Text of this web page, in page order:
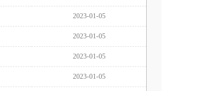
2023-01-05
2023-01-05
2023-01-05
2023-01-05